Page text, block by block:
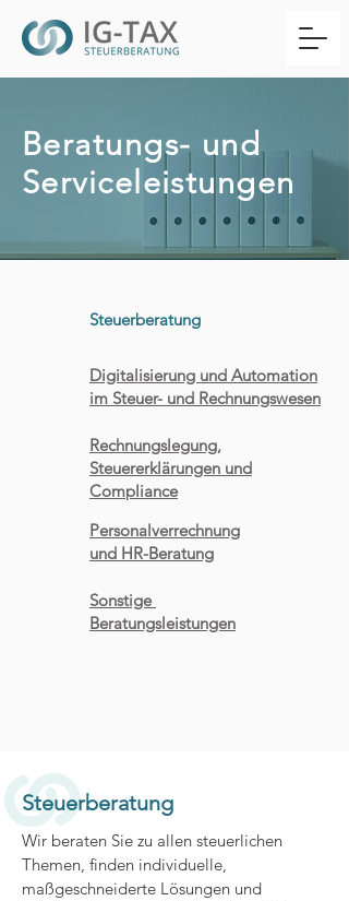
Beratungs- und
Serviceleistungen
Steuerberatung
Digitalisierung und Automation
im Steuer- und Rechnungswesen
Rechnungslegung,
Steuererklärungen und
Compliance
Personalverrechnung
und HR-Beratung
Sonstige
Beratungsleistungen
Steuerberatung
Wir beraten Sie zu allen steuerlichen
Themen, finden individuelle,
maßgeschneiderte Lösungen und